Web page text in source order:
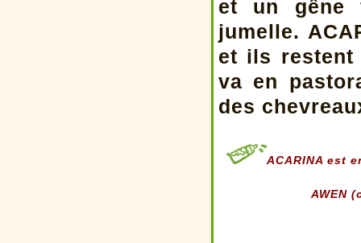
et un gêne
jumelle.
et ils restent
va en
des
ACARINA est
AWEN